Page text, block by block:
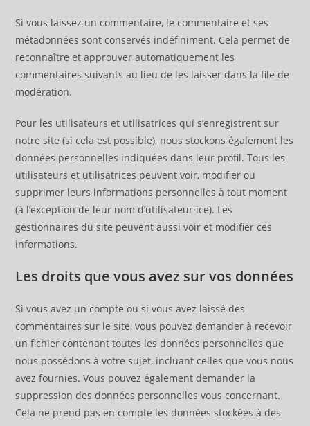
Si vous laissez un commentaire, le commentaire et ses
métadonnées sont conservés indéfiniment. Cela permet de
reconnaître et approuver automatiquement les
commentaires suivants au lieu de les laisser dans la file de
modération.
Pour les utilisateurs et utilisatrices qui s’enregistrent sur
notre site (si cela est possible), nous stockons également les
données personnelles indiquées dans leur profil. Tous les
utilisateurs et utilisatrices peuvent voir, modifier ou
supprimer leurs informations personnelles à tout moment
(à l’exception de leur nom d’utilisateur·ice). Les
gestionnaires du site peuvent aussi voir et modifier ces
informations.
Les droits que vous avez sur vos données
Si vous avez un compte ou si vous avez laissé des
commentaires sur le site, vous pouvez demander à recevoir
un fichier contenant toutes les données personnelles que
nous possédons à votre sujet, incluant celles que vous nous
avez fournies. Vous pouvez également demander la
suppression des données personnelles vous concernant.
Cela ne prend pas en compte les données stockées à des